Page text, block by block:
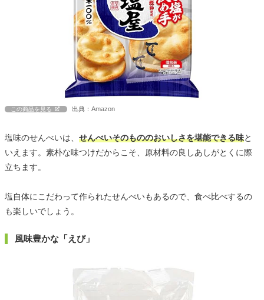
この商品を見る 出典：Amazon
塩味のせんべいは、 せんべいそのもののおいしさを堪能できる味と
いえます。素朴な味つけだからこそ、原材料の良しあしがとくに際
立ちます。
塩自体にこだわって作られたせんべいもあるので、食べ比べするの
も楽しいでしょう。
風味豊かな「えび」